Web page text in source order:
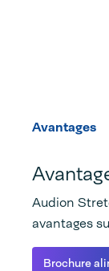
Avantages
Audion
avantages
Brochure